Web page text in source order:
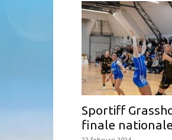
Sportiff
finale